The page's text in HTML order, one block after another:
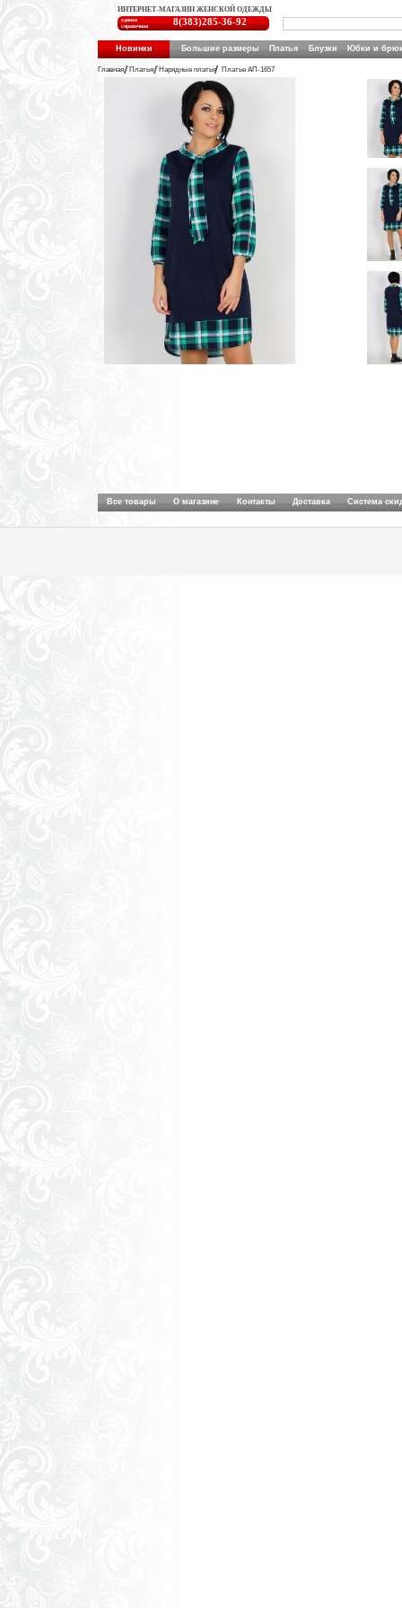
ИНТЕРНЕТ-МАГАЗИН ЖЕНСКОЙ ОДЕЖДЫ
единая
справочная
8(383)285-36-92
Новинки Большие размеры Платья Блузки Юбки и
Главная Платья Нарядные платья Платье АП-1657
Все товары О магазине Контакты Доставка Система